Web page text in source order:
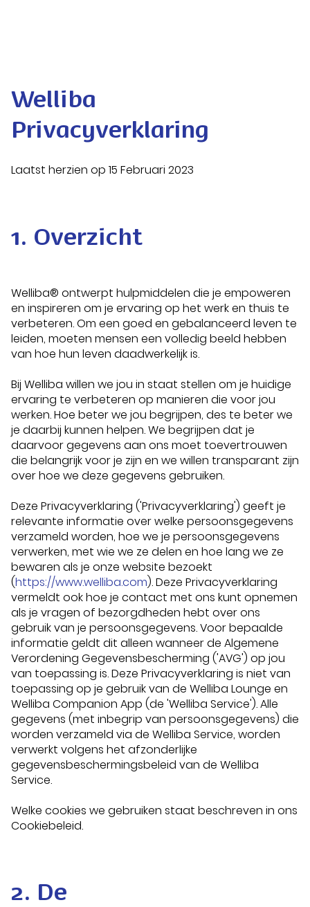
Welliba
Privacyverklaring
Laatst herzien op 15 Februari 2023
1. Overzicht
Welliba® ontwerpt hulpmiddelen die je empoweren
en inspireren om je ervaring op het werk en thuis te
verbeteren. Om een goed en gebalanceerd leven te
leiden, moeten mensen een volledig beeld hebben
van hoe hun leven daadwerkelijk is.
Bij Welliba willen we jou in staat stellen om je huidige
ervaring te verbeteren op manieren die voor jou
werken. Hoe beter we jou begrijpen, des te beter we
je daarbij kunnen helpen. We begrijpen dat je
daarvoor gegevens aan ons moet toevertrouwen
die belangrijk voor je zijn en we willen transparant zijn
over hoe we deze gegevens gebruiken.
Deze Privacyverklaring ('Privacyverklaring') geeft je
relevante informatie over welke persoonsgegevens
verzameld worden, hoe we je persoonsgegevens
verwerken, met wie we ze delen en hoe lang we ze
bewaren als je onze website bezoekt
(https://www.welliba.com). Deze Privacyverklaring
vermeldt ook hoe je contact met ons kunt opnemen
als je vragen of bezorgdheden hebt over ons
gebruik van je persoonsgegevens. Voor bepaalde
informatie geldt dit alleen wanneer de Algemene
Verordening Gegevensbescherming ('AVG') op jou
van toepassing is. Deze Privacyverklaring is niet van
toepassing op je gebruik van de Welliba Lounge en
Welliba Companion App (de 'Welliba Service'). Alle
gegevens (met inbegrip van persoonsgegevens) die
worden verzameld via de Welliba Service, worden
verwerkt volgens het afzonderlijke
gegevensbeschermingsbeleid van de Welliba
Service.
Welke cookies we gebruiken staat beschreven in ons
Cookiebeleid.
2. De